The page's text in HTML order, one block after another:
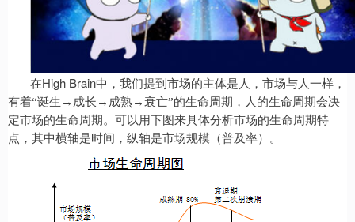
在High Brain中，我们提到市场的主体是人，市场与人一样，
有着“诞生→成长→成熟→衰亡”的生命周期，人的生命周期会决
定市场的生命周期。可以用下图来具体分析市场的生命周期特
点，其中横轴是时间，纵轴是市场规模（普及率）。